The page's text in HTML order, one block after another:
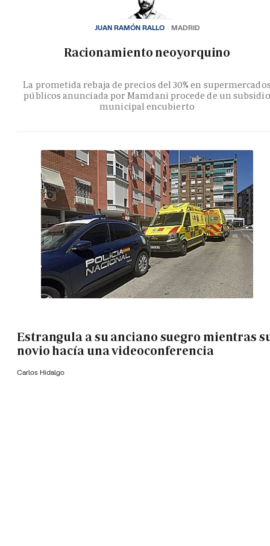
Racionamiento neoyorquino
La prometida rebaja de precios del 30% en
públicos anunciada por Mamdani procede de un subsidio
municipal encubierto
JUAN RAMÓN RALLO MADRID
Estrangula a su anciano suegro mientras
novio hacía una videoconferencia
Carlos Hidalgo